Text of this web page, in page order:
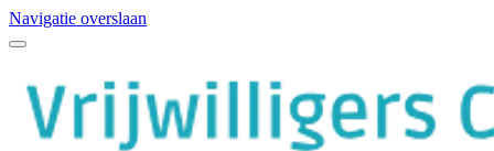
Navigatie overslaan